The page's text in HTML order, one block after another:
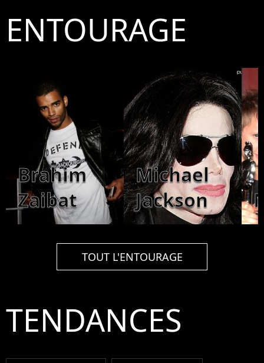
ENTOURAGE
Brahim
Zaibat
Michael
Jackson
TOUT L'ENTOURAGE
TENDANCES